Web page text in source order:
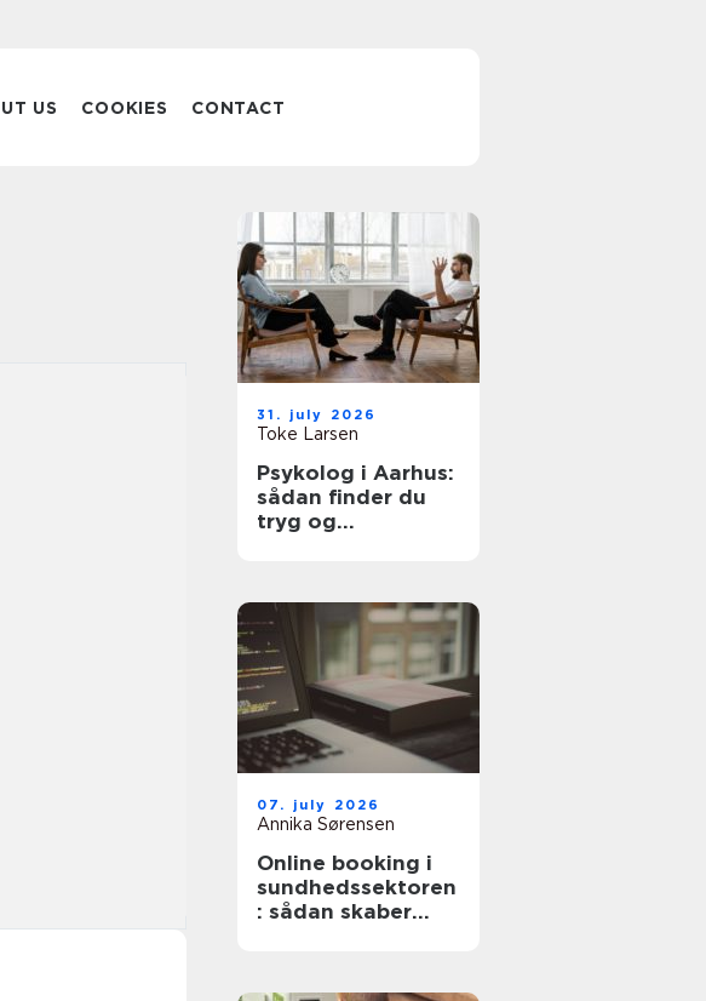
US COOKIES CONTACT
31. july 2026
Toke Larsen
Psykolog i Aarhus:
sådan finder du
tryg og
07. july 2026
Annika Sørensen
Online booking i
sundhedssektoren
: sådan skaber